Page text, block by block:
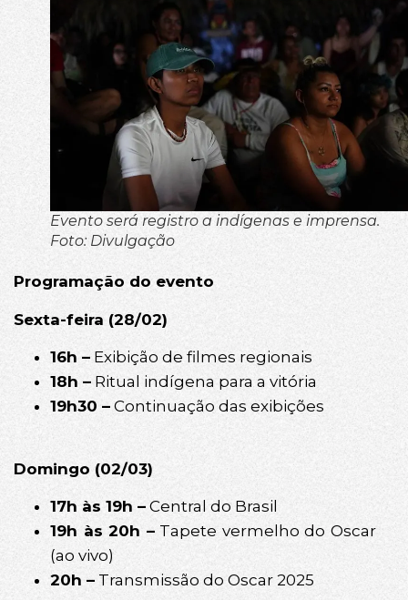
Evento será registro a indígenas e imprensa.
Foto: Divulgação
Programação do evento
Sexta-feira (28/02)
16h – Exibição de filmes regionais
18h – Ritual indígena para a vitória
19h30 – Continuação das exibições
Domingo (02/03)
17h às 19h – Central do Brasil
19h às 20h –Tapete vermelho do Oscar
(ao vivo)
20h – Transmissão do Oscar 2025